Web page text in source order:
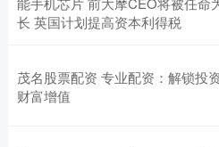
长 英国计划提高资本利得税
茂名股票配资 专业配资：解锁投
财富增值